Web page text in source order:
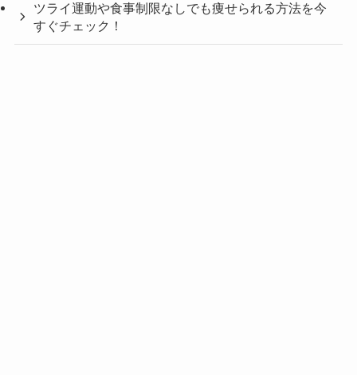
ツライ運動や食事制限なしでも痩せられる方法を今
すぐチェック！